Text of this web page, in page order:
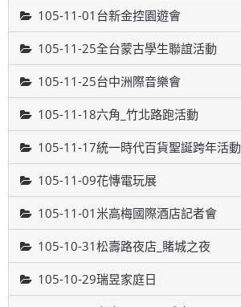
105-11-01台新金控園遊會
105-11-25全台蒙古學生聯誼活動
105-11-25台中洲際音樂會
105-11-18六角_竹北路跑活動
105-11-17統一時代百貨聖誕跨年活動
105-11-09花慱電玩展
105-11-01米高梅國際酒店記者會
105-10-31松壽路夜店_賭城之夜
105-10-29瑞昱家庭日